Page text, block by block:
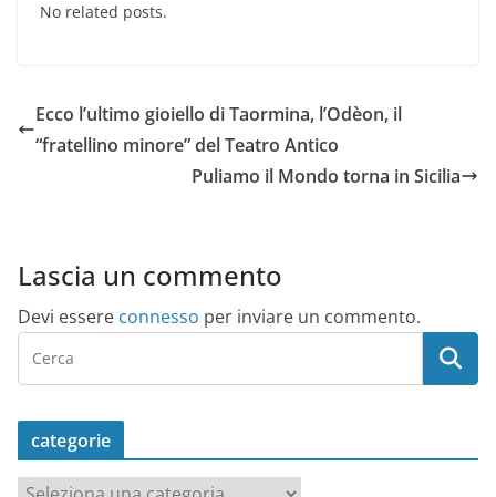
No related posts.
Ecco l’ultimo gioiello di Taormina, l’Odèon, il
“fratellino minore” del Teatro Antico
Puliamo il Mondo torna in Sicilia
Lascia un commento
Devi essere connesso per inviare un commento.
categorie